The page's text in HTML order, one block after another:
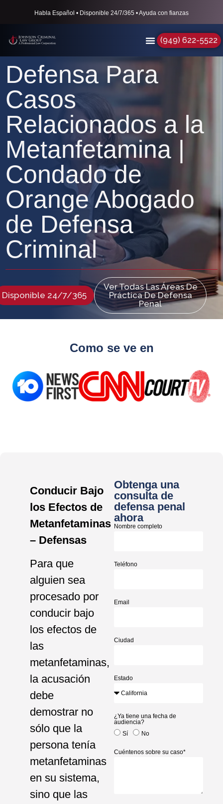
Habla Español • Disponible 24/7/365 • Ayuda con fianzas
(949) 622-5522
Defensa Para
Casos
Relacionados a la
Metanfetamina |
Condado de
Orange Abogado
de Defensa
Criminal
Disponible 24/7/365
Ver Todas Las Áreas De
Práctica De Defensa
Penal
Como se ve en
Conducir Bajo
los Efectos de
Metanfetaminas
– Defensas
Para que
alguien sea
procesado por
conducir bajo
los efectos de
las
metanfetaminas,
la acusación
debe
demostrar no
sólo que la
persona tenía
metanfetaminas
en su sistema,
sino que las
Obtenga una
consulta de
defensa penal
ahora
Nombre completo
Teléfono
Email
Ciudad
Estado
¿Ya tiene una fecha de
audiencia?
Sí
No
Cuéntenos sobre su caso*